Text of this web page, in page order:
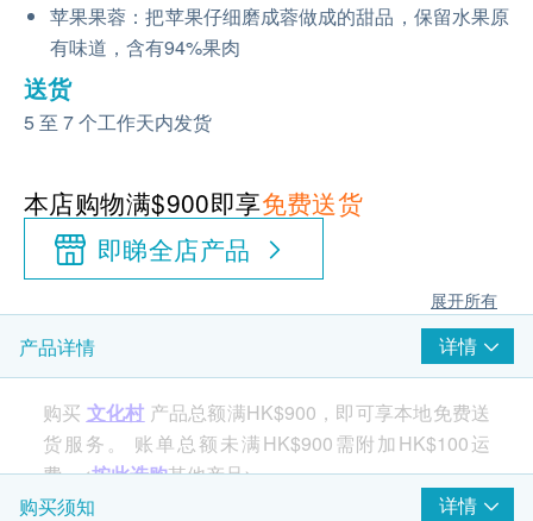
苹果果蓉：把苹果仔细磨成蓉做成的甜品，保留水果原
有味道，含有94%果肉
送货
5 至 7 个工作天内发货
本店购物满$900即享免费送货
即睇全店产品
展开所有
产品详情 详情
购买 文化村 产品总额满HK$900，即可享本地免费送
货服务。 账单总额未满HK$900需附加HK$100运
费。<按此选购其他产品>
购买须知 详情